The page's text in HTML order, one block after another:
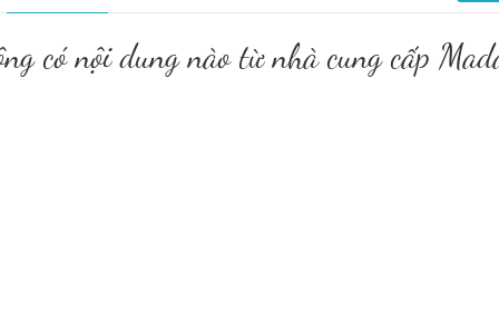
có nội dung nào từ nhà cung cấp